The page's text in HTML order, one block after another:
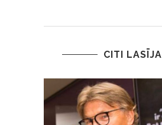
CITI LASĪJA